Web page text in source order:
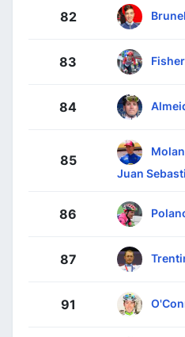
82
83
84
85
Juan
86
87
91